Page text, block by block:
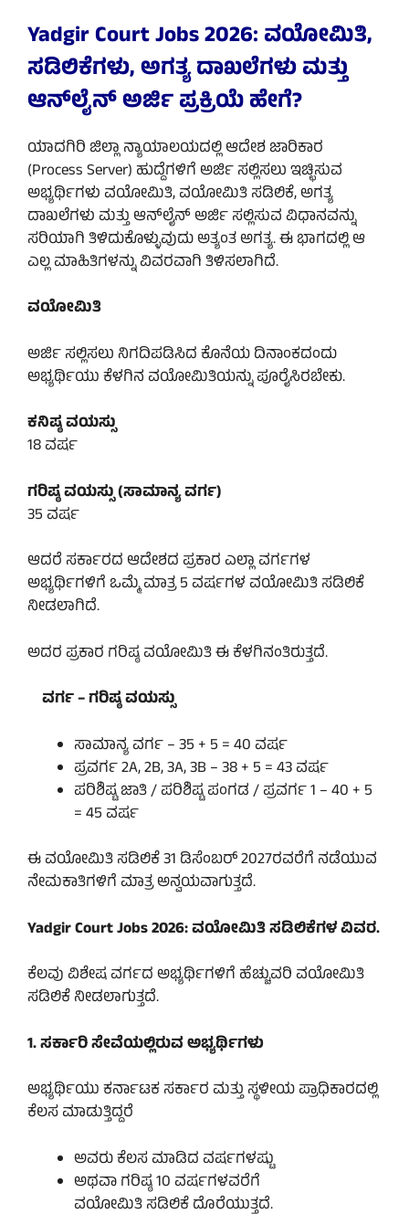
Yadgir Court Jobs 2026: ವಯೋಮಿತಿ,
ಸಡಿಲಿಕೆಗಳು, ಅಗತ್ಯ ದಾಖಲೆಗಳು ಮತ್ತು
ಆನ್‌ಲೈನ್ ಅರ್ಜಿ ಪ್ರಕ್ರಿಯೆ ಹೇಗೆ?
ಯಾದಗಿರಿ ಜಿಲ್ಲಾ ನ್ಯಾಯಾಲಯದಲ್ಲಿ ಆದೇಶ ಜಾರಿಕಾರ
(Process Server) ಹುದ್ದೆಗಳಿಗೆ ಅರ್ಜಿ ಸಲ್ಲಿಸಲು ಇಚ್ಛಿಸುವ
ಅಭ್ಯರ್ಥಿಗಳು ವಯೋಮಿತಿ, ವಯೋಮಿತಿ ಸಡಿಲಿಕೆ, ಅಗತ್ಯ
ದಾಖಲೆಗಳು ಮತ್ತು ಆನ್‌ಲೈನ್ ಅರ್ಜಿ ಸಲ್ಲಿಸುವ ವಿಧಾನವನ್ನು
ಸರಿಯಾಗಿ ತಿಳಿದುಕೊಳ್ಳುವುದು ಅತ್ಯಂತ ಅಗತ್ಯ. ಈ ಭಾಗದಲ್ಲಿ ಆ
ಎಲ್ಲ ಮಾಹಿತಿಗಳನ್ನು ವಿವರವಾಗಿ ತಿಳಿಸಲಾಗಿದೆ.
ವಯೋಮಿತಿ
ಅರ್ಜಿ ಸಲ್ಲಿಸಲು ನಿಗದಿಪಡಿಸಿದ ಕೊನೆಯ ದಿನಾಂಕದಂದು
ಅಭ್ಯರ್ಥಿಯು ಕೆಳಗಿನ ವಯೋಮಿತಿಯನ್ನು ಪೂರೈಸಿರಬೇಕು.
ಕನಿಷ್ಠ ವಯಸ್ಸು
18 ವರ್ಷ
ಗರಿಷ್ಠ ವಯಸ್ಸು (ಸಾಮಾನ್ಯ ವರ್ಗ)
35 ವರ್ಷ
ಆದರೆ ಸರ್ಕಾರದ ಆದೇಶದ ಪ್ರಕಾರ ಎಲ್ಲಾ ವರ್ಗಗಳ
ಅಭ್ಯರ್ಥಿಗಳಿಗೆ ಒಮ್ಮೆ ಮಾತ್ರ 5 ವರ್ಷಗಳ ವಯೋಮಿತಿ ಸಡಿಲಿಕೆ
ನೀಡಲಾಗಿದೆ.
ಅದರ ಪ್ರಕಾರ ಗರಿಷ್ಠ ವಯೋಮಿತಿ ಈ ಕೆಳಗಿನಂತಿರುತ್ತದೆ.
ವರ್ಗ – ಗರಿಷ್ಠ ವಯಸ್ಸು
ಸಾಮಾನ್ಯ ವರ್ಗ – 35 + 5 = 40 ವರ್ಷ
ಪ್ರವರ್ಗ 2A, 2B, 3A, 3B – 38 + 5 = 43 ವರ್ಷ
ಪರಿಶಿಷ್ಟ ಜಾತಿ / ಪರಿಶಿಷ್ಟ ಪಂಗಡ / ಪ್ರವರ್ಗ 1 – 40 + 5
= 45 ವರ್ಷ
ಈ ವಯೋಮಿತಿ ಸಡಿಲಿಕೆ 31 ಡಿಸೆಂಬರ್ 2027ರವರೆಗೆ ನಡೆಯುವ
ನೇಮಕಾತಿಗಳಿಗೆ ಮಾತ್ರ ಅನ್ವಯವಾಗುತ್ತದೆ.
Yadgir Court Jobs 2026: ವಯೋಮಿತಿ ಸಡಿಲಿಕೆಗಳ ವಿವರ.
ಕೆಲವು ವಿಶೇಷ ವರ್ಗದ ಅಭ್ಯರ್ಥಿಗಳಿಗೆ ಹೆಚ್ಚುವರಿ ವಯೋಮಿತಿ
ಸಡಿಲಿಕೆ ನೀಡಲಾಗುತ್ತದೆ.
1. ಸರ್ಕಾರಿ ಸೇವೆಯಲ್ಲಿರುವ ಅಭ್ಯರ್ಥಿಗಳು
ಅಭ್ಯರ್ಥಿಯು ಕರ್ನಾಟಕ ಸರ್ಕಾರ ಮತ್ತು ಸ್ಥಳೀಯ ಪ್ರಾಧಿಕಾರದಲ್ಲಿ
ಕೆಲಸ ಮಾಡುತ್ತಿದ್ದರೆ
ಅವರು ಕೆಲಸ ಮಾಡಿದ ವರ್ಷಗಳಷ್ಟು
ಅಥವಾ ಗರಿಷ್ಠ 10 ವರ್ಷಗಳವರೆಗೆ
ವಯೋಮಿತಿ ಸಡಿಲಿಕೆ ದೊರೆಯುತ್ತದೆ.